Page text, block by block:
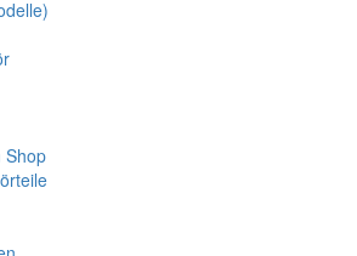
Shop